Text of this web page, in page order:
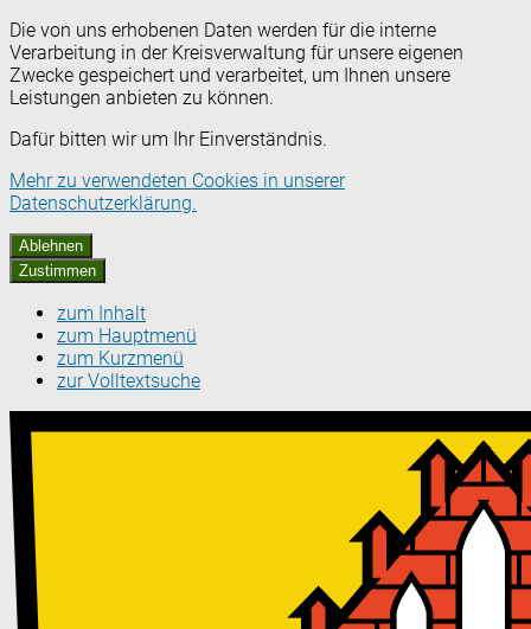
Die von uns erhobenen Daten werden für die interne
Verarbeitung in der Kreisverwaltung für unsere eigenen
Zwecke gespeichert und verarbeitet, um Ihnen unsere
Leistungen anbieten zu können.
Dafür bitten wir um Ihr Einverständnis.
Mehr zu verwendeten Cookies in unserer
Datenschutzerklärung.
Ablehnen
Zustimmen
zum Inhalt
zum Hauptmenü
zum Kurzmenü
zur Volltextsuche